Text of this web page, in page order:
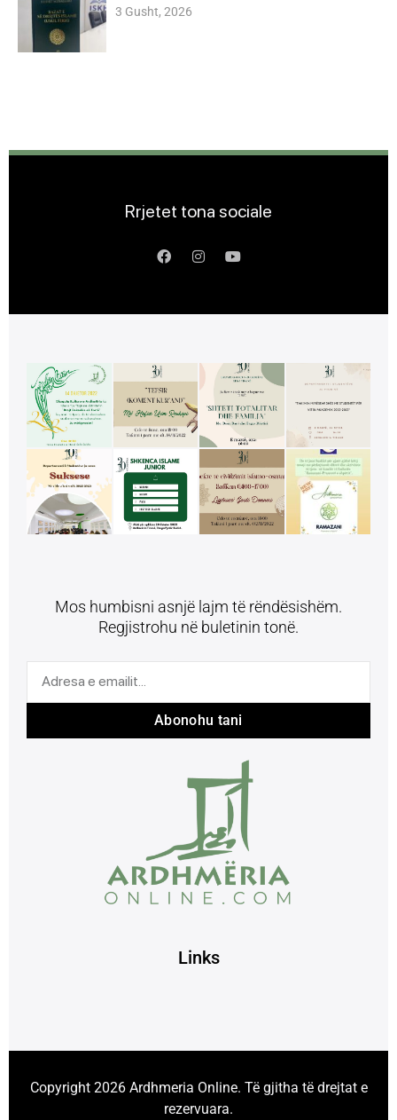
3 Gusht, 2026
Rrjetet tona sociale
Mos humbisni asnjë lajm të rëndësishëm.
Regjistrohu në buletinin tonë.
Abonohu tani
Links
Copyright 2026 Ardhmeria Online. Të gjitha të drejtat e
rezervuara.